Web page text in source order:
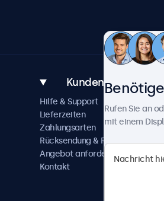
Kundenservice
Hilfe & Support
Lieferzeiten
Zahlungsarten
Rücksendung & Reparatur
Angebot anfordern
Kontakt
Rufen Sie an
mit einem